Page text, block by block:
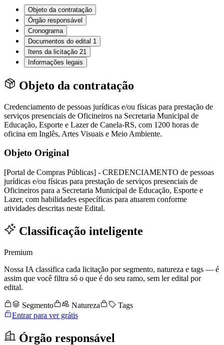
Objeto da contratação
Órgão responsável
Cronograma
Documentos do edital 1
Itens da licitação 21
Informações legais
Objeto da contratação
Credenciamento de pessoas jurídicas e/ou físicas para prestação de
serviços presenciais de Oficineiros na Secretaria Municipal de
Educação, Esporte e Lazer de Canela-RS, com 1200 horas de
oficina em Inglês, Artes Visuais e Meio Ambiente.
Objeto Original
[Portal de Compras Públicas] - CREDENCIAMENTO de pessoas
jurídicas e/ou físicas para prestação de serviços presenciais de
Oficineiros para a Secretaria Municipal de Educação, Esporte e
Lazer, com habilidades específicas para atuarem conforme
atividades descritas neste Edital.
Classificação inteligente
Premium
Nossa IA classifica cada licitação por segmento, natureza e tags — é
assim que você filtra só o que é do seu ramo, sem ler edital por
edital.
Segmento Natureza
Tags
Entrar para ver grátis
Órgão responsável